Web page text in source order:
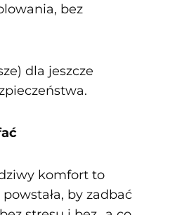
bez
dla jeszcze
komfort to
by zadbać